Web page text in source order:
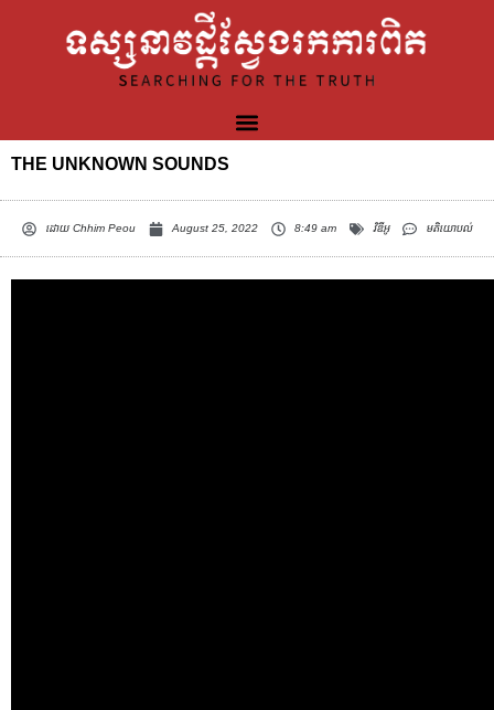
THE UNKNOWN SOUNDS
ដោយChhim Peou August 25, 2022 8:49 am វិឌីអូ មតិយោបល់